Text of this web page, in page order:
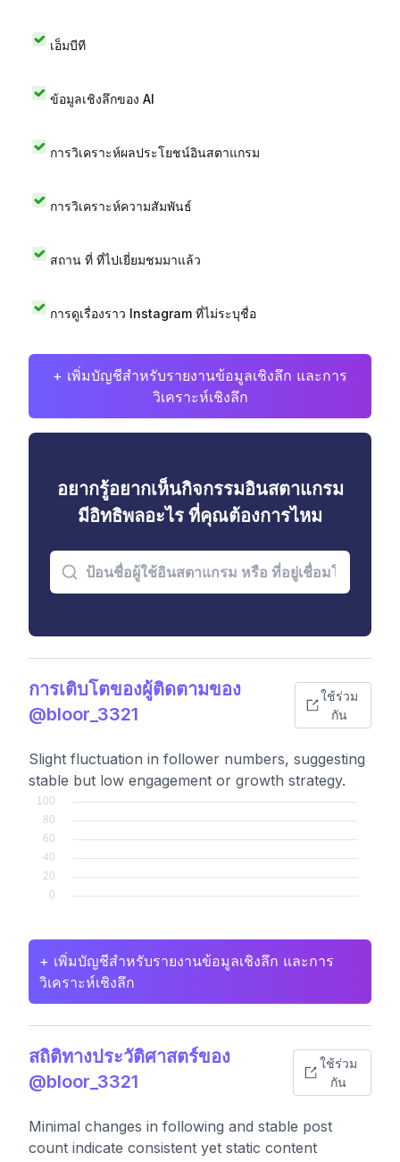
เอ็มบีที
ข้อมูลเชิงลึกของ AI
การวิเคราะห์ผลประโยชน์อินสตาแกรม
การวิเคราะห์ความสัมพันธ์
สถาน ที่ ที่ไปเยี่ยมชมมาแล้ว
การดูเรื่องราว Instagram ที่ไม่ระบุชื่อ
+ เพิ่มบัญชีสำหรับรายงานข้อมูลเชิงลึก และการ
วิเคราะห์เชิงลึก
อยากรู้อยากเห็นกิจกรรมอินสตาแกรม
มีอิทธิพลอะไร ที่คุณต้องการไหม
การเติบโตของผู้ติดตามของ
@bloor_3321
ใช้ร่วม
กัน
Slight fluctuation in follower numbers, suggesting
stable but low engagement or growth strategy.
+ เพิ่มบัญชีสำหรับรายงานข้อมูลเชิงลึก และการ
วิเคราะห์เชิงลึก
สถิติทางประวัติศาสตร์ของ
@bloor_3321
ใช้ร่วม
กัน
Minimal changes in following and stable post
count indicate consistent yet static content